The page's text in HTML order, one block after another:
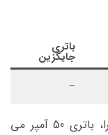
باتری
جایگزین
–
باتری فابریک و اصلی خودرو هوندا اینتگرا، باتری 50 آمپر می